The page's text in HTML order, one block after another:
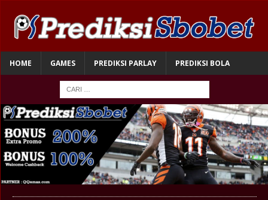
HOME GAMES PREDIKSI PARLAY PREDIKSI BOLA